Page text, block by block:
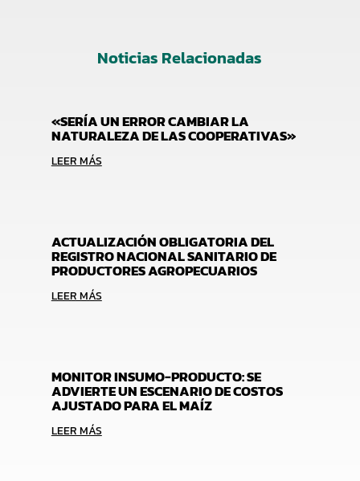
Noticias Relacionadas
«SERÍA UN ERROR CAMBIAR LA
NATURALEZA DE LAS COOPERATIVAS»
LEER MÁS
ACTUALIZACIÓN OBLIGATORIA DEL
REGISTRO NACIONAL SANITARIO DE
PRODUCTORES AGROPECUARIOS
LEER MÁS
MONITOR INSUMO-PRODUCTO: SE
ADVIERTE UN ESCENARIO DE COSTOS
AJUSTADO PARA EL MAÍZ
LEER MÁS